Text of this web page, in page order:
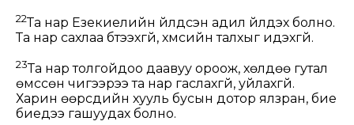
22Та нар Езекиелийн үйлдсэн адил үйлдэх болно.
Та нар сахлаа бүтээхгүй, хүмүүсийн талхыг идэхгүй.
23Та нар толгойдоо даавуу ороож, хөлдөө гутал
өмссөн чигээрээ та нар гаслахгүй, уйлахгүй.
Харин өөрсдийн хууль бусын дотор ялзран, бие
биедээ гашуудах болно.